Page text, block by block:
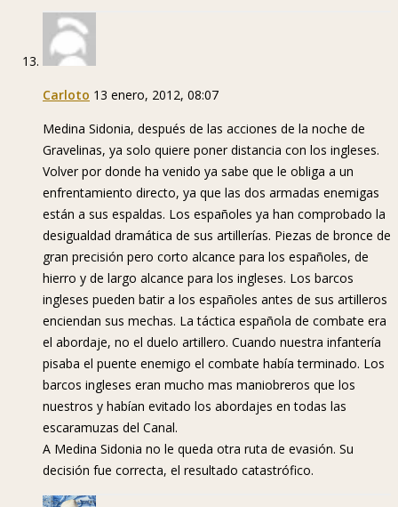
Carloto 13 enero, 2012, 08:07
Medina Sidonia, después de las acciones de la noche de
Gravelinas, ya solo quiere poner distancia con los ingleses.
Volver por donde ha venido ya sabe que le obliga a un
enfrentamiento directo, ya que las dos armadas enemigas
están a sus espaldas. Los españoles ya han comprobado la
desigualdad dramática de sus artillerías. Piezas de bronce de
gran precisión pero corto alcance para los españoles, de
hierro y de largo alcance para los ingleses. Los barcos
ingleses pueden batir a los españoles antes de sus artilleros
enciendan sus mechas. La táctica española de combate era
el abordaje, no el duelo artillero. Cuando nuestra infantería
pisaba el puente enemigo el combate había terminado. Los
barcos ingleses eran mucho mas maniobreros que los
nuestros y habían evitado los abordajes en todas las
escaramuzas del Canal.
A Medina Sidonia no le queda otra ruta de evasión. Su
decisión fue correcta, el resultado catastrófico.